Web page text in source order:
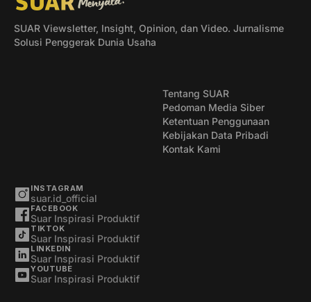
SUAR Viewsletter, Insight, Opinion, dan Video. Jurnalisme
Solusi Penggerak Dunia Usaha
Tentang SUAR
Pedoman Media Siber
Ketentuan Penggunaan
Kebijakan Data Pribadi
Kontak Kami
INSTAGRAM
suar.id_official
FACEBOOK
Suar Inspirasi Produktif
TIKTOK
Suar Inspirasi Produktif
LINKEDIN
Suar Inspirasi Produktif
YOUTUBE
Suar Inspirasi Produktif